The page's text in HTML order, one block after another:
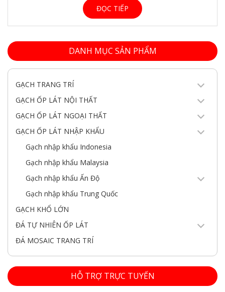
ĐỌC TIẾP
DANH MỤC SẢN PHẨM
GẠCH TRANG TRÍ
GẠCH ỐP LÁT NỘI THẤT
GẠCH ỐP LÁT NGOẠI THẤT
GẠCH ỐP LÁT NHẬP KHẨU
Gạch nhập khẩu Indonesia
Gạch nhập khẩu Malaysia
Gạch nhập khẩu Ấn Độ
Gạch nhập khẩu Trung Quốc
GẠCH KHỔ LỚN
ĐÁ TỰ NHIÊN ỐP LÁT
ĐÁ MOSAIC TRANG TRÍ
HỖ TRỢ TRỰC TUYẾN